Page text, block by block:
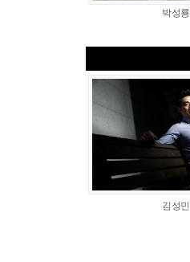
박성룡
김성민